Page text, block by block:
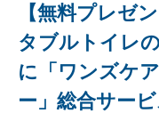
【無料プレゼ
タブルトイレ
に「ワンズケ
ー」総合サービ